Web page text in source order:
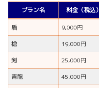
プラン名 料金（税込）
盾 9,000円
槍
19,000円
剣
25,000円
青龍
45,000円